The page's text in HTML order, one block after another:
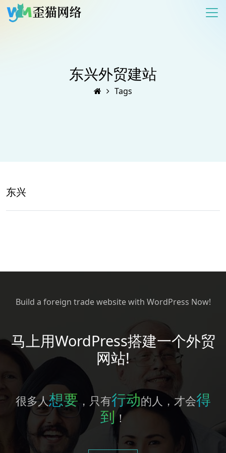
东兴外贸建站
Tags
东兴
Build a foreign trade website with WordPress Now!
马上用WordPress搭建一个外贸
网站!
很多人想要 ，只有行动的人，才会得
到！